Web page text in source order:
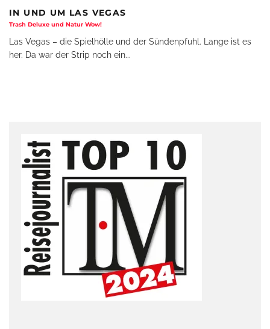
IN UND UM LAS VEGAS
Trash Deluxe und Natur Wow!
Las Vegas – die Spielhölle und der Sündenpfuhl. Lange ist es
her. Da war der Strip noch ein...